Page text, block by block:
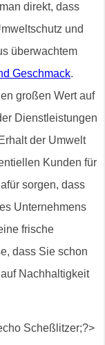
direkt, dass
und
überwachtem
Geschmack.
großen Wert auf
Dienstleistungen
der Umwelt
Kunden für
sorgen, dass
Unternehmens
frische
dass Sie schon
Nachhaltigkeit